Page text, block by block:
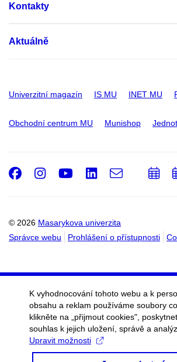
Kontakty
Aktuálně
Univerzitní magazín IS MU INET MU
Obchodní centrum MU Munishop
© 2026 Masarykova univerzita
Správce webu
Prohlášení o přístupnosti
Facebook
Instagram
Youtube
LinkedIn
e-
K vyhodnocování tohoto webu a k
obsahu a reklam používáme soubory
klikněte na „přijmout cookies",
souhlas k jejich uložení, správě a
Upravit možnosti